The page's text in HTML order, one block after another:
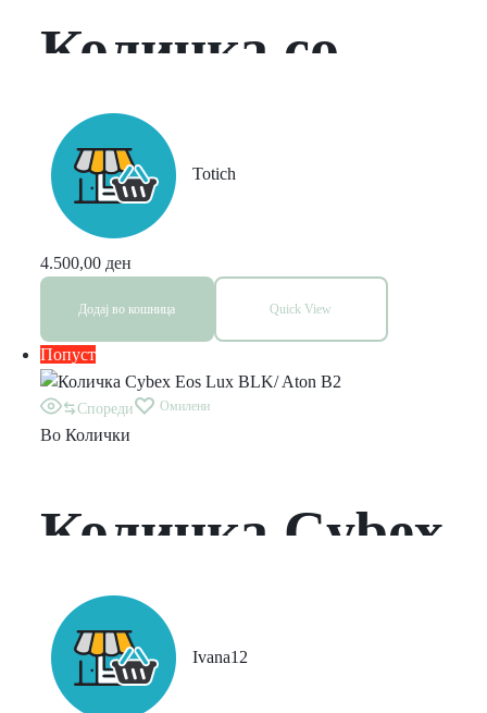
Количка со
корпа и
транспортер
Totich
4.500,00 ден
Додај во кошница Quick View
Попуст
Спореди Омилени
Во Колички
Количка Cybex
Eos Lux BLK/
Aton B2
Ivana12